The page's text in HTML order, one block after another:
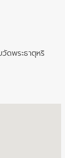
ดพระธาตุหริ